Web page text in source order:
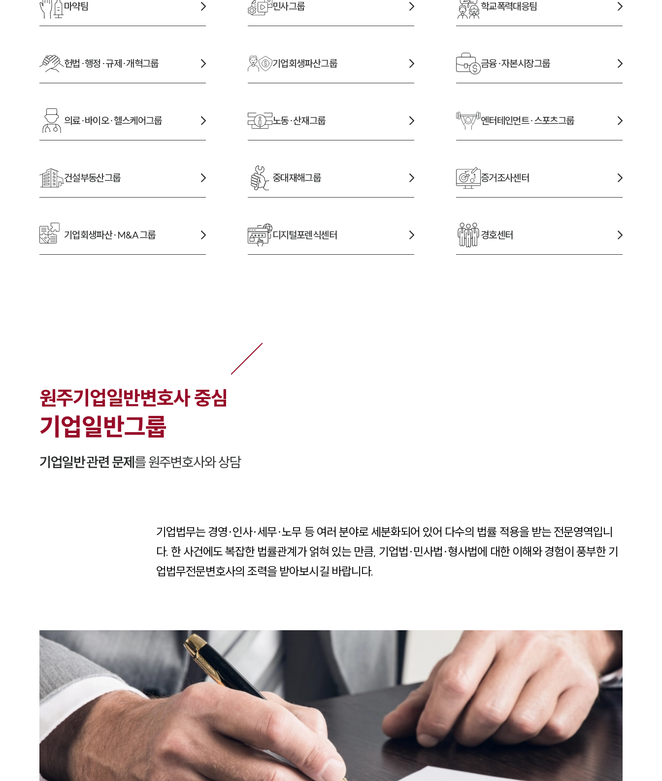
마약팀 민사그룹 학교폭력대응팀
헌법·행정·규제·개혁그룹 기업회생파산그룹 금융·자본시장그룹
의료·바이오·헬스케어그룹 노동·산재그룹 엔터테인먼트·스포츠그룹
건설부동산그룹 중대재해그룹 증거조사센터
기업회생파산·M&A그룹 디지털포렌식센터 경호센터
원주기업일반변호사 중심
기업일반그룹
기업일반관련 문제 를원주변호사와 상담
기업법무는 경영·인사·세무·노무 등 여러 분야로 세분화되어 있어 다수의 법률 적용을 받는 전문영역입니
다. 한 사건에도 복잡한 법률관계가 얽혀 있는 만큼, 기업법·민사법·형사법에 대한 이해와 경험이 풍부한 기
업법무전문변호사의 조력을 받아보시길 바랍니다.